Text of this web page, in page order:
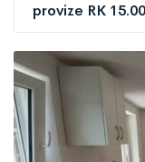
provize RK